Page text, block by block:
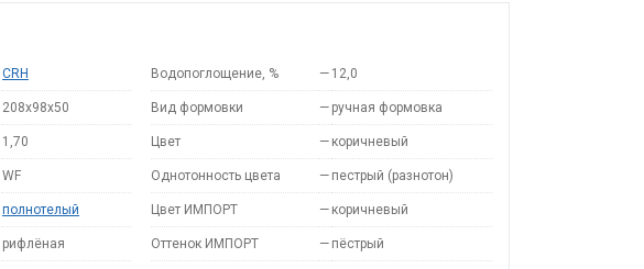
CRH
208x98x50
1,70
WF
полнотелый
рифлёная
Водопоглощение, % — 12,0
Вид формовки — ручная формовка
Цвет — коричневый
Однотонность цвета — пестрый (разнотон)
Цвет ИМПОРТ — коричневый
Оттенок ИМПОРТ — пёстрый